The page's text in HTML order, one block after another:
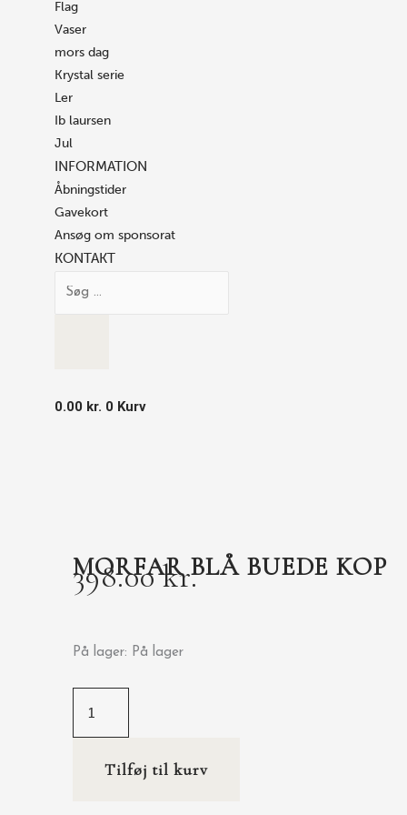
Flag
Vaser
mors dag
Krystal serie
Ler
Ib laursen
Jul
INFORMATION
Åbningstider
Gavekort
Ansøg om sponsorat
KONTAKT
0.00 kr. 0 Kurv
MORFAR BLÅ BUEDE KOP
398.00kr.
På lager: På lager
Tilføj til kurv